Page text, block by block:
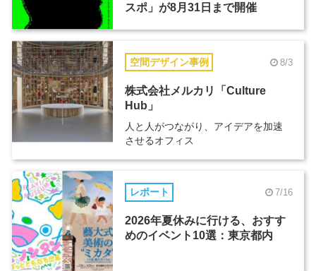
スポ」が8月31日まで開催
空間デザイン事例 8/3
株式会社メルカリ「Culture
Hub」
人と人がつながり、アイデアを加速
させるオフィス
レポート 7/16
2026年夏休みに行ける、おすす
めのイベント10選：東京都内